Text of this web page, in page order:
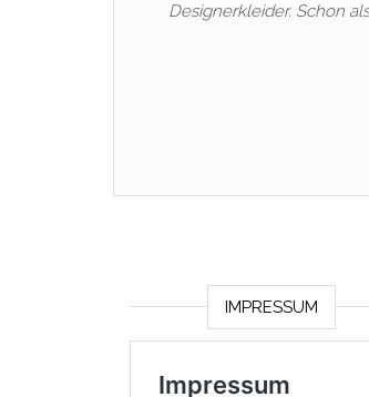
Designerkleider. Schon
IMPRESSUM